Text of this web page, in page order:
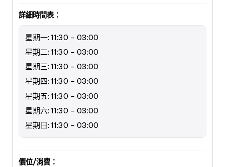
詳細時間表：
星期一: 11:30 – 03:00
星期二: 11:30 – 03:00
星期三: 11:30 – 03:00
星期四: 11:30 – 03:00
星期五: 11:30 – 03:00
星期六: 11:30 – 03:00
星期日: 11:30 – 03:00
價位/消費：